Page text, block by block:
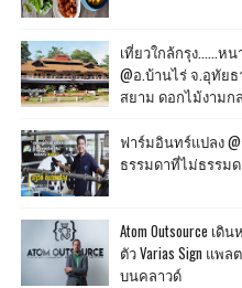
เที่ยวใกล้กรุง......ห
@อ.บ้านไร่ จ.อุทัย
สยาม ดอกไม้งามก
ฟาร์มอินทร์แปลง
ธรรมดาที่ไม่ธรรม
Atom Outsource เ
ตัว Varias Sign แพ
บนคลาวด์